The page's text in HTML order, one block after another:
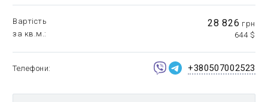
Вартість
за кв.м.
28 826 грн
644 $
Телефони +380507002523